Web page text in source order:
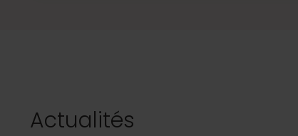
Actualités